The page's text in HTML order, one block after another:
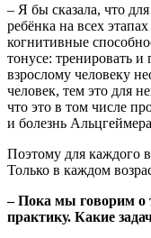
– Я бы сказала, что
ребёнка на всех
когнитивные
тонусе: тренировать
взрослому человеку
человек, тем это для
что это в том числе
и болезнь
Поэтому для каждого
Только в каждом
– Пока мы говорим о
практику. Какие